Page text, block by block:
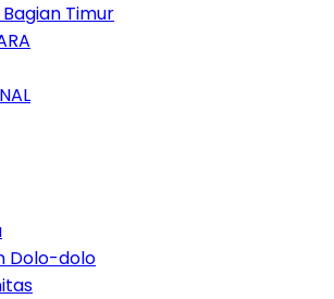
Timur
Dolo-dolo